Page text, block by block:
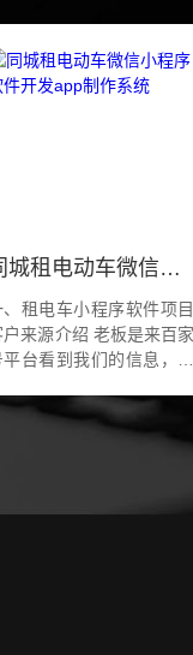
同城租电动车微信小程序软件开发app制作系统
、租电车小程序软件项目
来源介绍 老板是来百家
平台看到我们的信息，想
程序软件。老板的想法是
当地的城市做租电动车，